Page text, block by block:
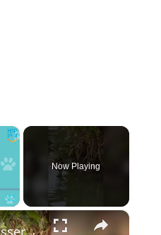
×
Fullscreen
Now Playing
×
Ducks Ask Passerby To Rescue Seemingly-Dead Friend | Happily TV